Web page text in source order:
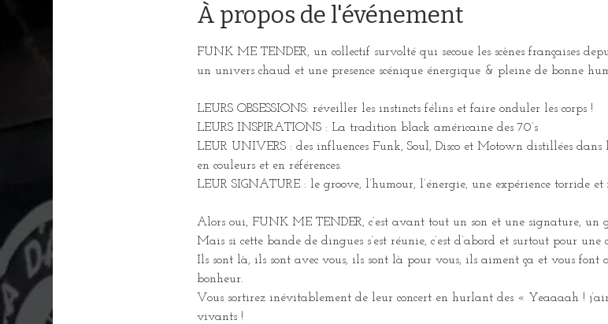
À propos de l'événement
FUNK ME TENDER, un collectif survolté qui secoue les scènes françaises
un univers chaud et une presence scénique énergique & pleine de bonne
LEURS OBSESSIONS: réveiller les instincts félins et faire onduler les corps !
LEURS INSPIRATIONS : La tradition black américaine des 70’s
LEUR UNIVERS : des influences Funk, Soul, Disco et Motown distillées
en couleurs et en références.
LEUR SIGNATURE : le groove, l’humour, l’énergie, une expérience torride et
Alors oui, FUNK ME TENDER, c’est avant tout un son et une signature, un
Mais si cette bande de dingues s’est réunie, c’est d’abord et surtout pour une
Ils sont là, ils sont avec vous, ils sont là pour vous, ils aiment ça et vous font
bonheur.
Vous sortirez inévitablement de leur concert en hurlant des « Yeaaaah !
vivants !